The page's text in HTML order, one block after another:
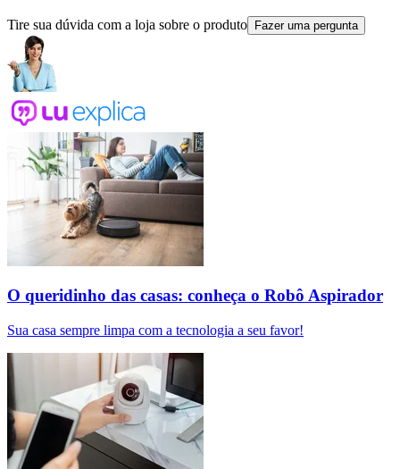
Tire sua dúvida com a loja sobre o produto Fazer uma pergunta
O queridinho das casas: conheça o Robô Aspirador
Sua casa sempre limpa com a tecnologia a seu favor!